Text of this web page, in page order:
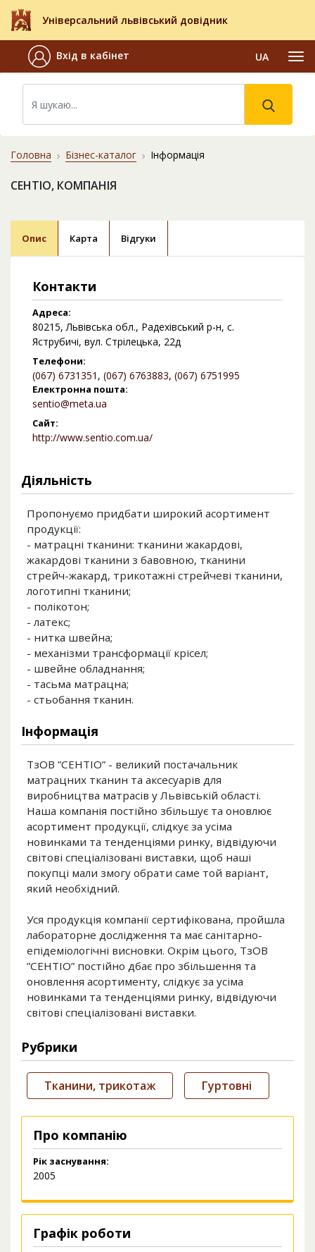
Універсальний львівський довідник
Вхід в кабінет UA
Головна Бізнес-каталог Інформація
СЕНТІО, КОМПАНІЯ
Опис Карта Відгуки
Контакти
Адреса:
80215, Львівська обл., Радехівський р-н, с.
Яструбичі, вул. Стрілецька, 22д
Телефони:
(067) 6731351 , (067) 6763883, (067) 6751995
Електронна пошта:
sentio@meta.ua
Сайт:
http://www.sentio.com.ua/
Діяльність
Пропонуємо придбати широкий асортимент
продукції:
- матрацні тканини: тканини жакардові,
жакардові тканини з бавовною, тканини
стрейч-жакард, трикотажні стрейчеві тканини,
логотипні тканини;
- полікотон;
- латекс;
- нитка швейна;
- механізми трансформації крісел;
- швейне обладнання;
- тасьма матрацна;
- стьобання тканин.
Інформація
ТзОВ ”СЕНТІО” - великий постачальник
матрацних тканин та аксесуарів для
виробництва матрасів у Львівській області.
Наша компанія постійно збільшує та оновлює
асортимент продукції, слідкує за усіма
новинками та тенденціями ринку, відвідуючи
світові спеціалізовані виставки, щоб наші
покупці мали змогу обрати саме той варіант,
який необхідний.
Уся продукція компанії сертифікована, пройшла
лабораторне дослідження та має санітарно-
епідеміологічні висновки. Окрім цього, ТзОВ
”СЕНТІО” постійно дбає про збільшення та
оновлення асортименту, слідкує за усіма
новинками та тенденціями ринку, відвідуючи
світові спеціалізовані виставки.
Рубрики
Тканини, трикотаж Гуртовні
Про компанію
Рік заснування:
2005
Графік роботи